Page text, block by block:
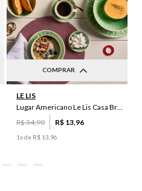
COMPRAR
LE LIS
Lugar Americano Le Lis Casa Brenda
R$34,90 R$ 13 96
1x de R$ 13 96